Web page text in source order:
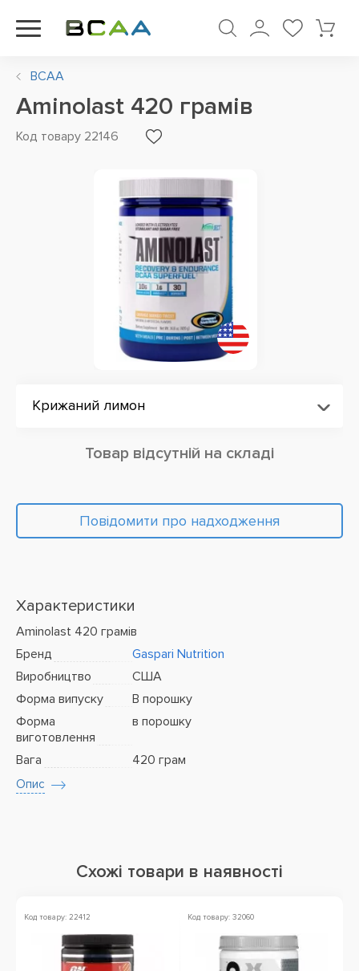
BCAA
Aminolast 420 грамів
Код товару 22146
Крижаний лимон
Товар відсутній на складі
Повідомити про надходження
Характеристики
Aminolast 420 грамів
Бренд
Gaspari Nutrition
Виробництво
США
Форма випуску
В порошку
Форма
виготовлення
в порошку
Вага 420 грам
Опис
Схожі товари в наявності
Код товару: 22412 Код товару: 32060